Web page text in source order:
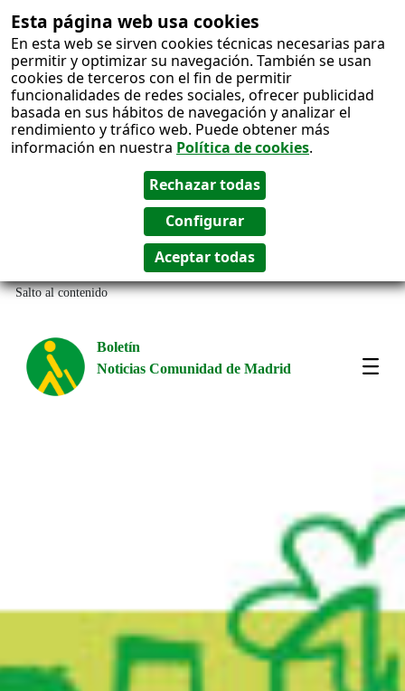
Esta página web usa cookies
En esta web se sirven cookies técnicas necesarias para
permitir y optimizar su navegación. También se usan
cookies de terceros con el fin de permitir
funcionalidades de redes sociales, ofrecer publicidad
basada en sus hábitos de navegación y analizar el
rendimiento y tráfico web. Puede obtener más
información en nuestra Política de cookies.
Salto al contenido
Boletín
Noticias Comunidad de Madrid